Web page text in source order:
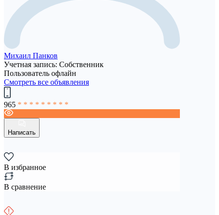
Михаил Панков
Учетная запись: Собственник
Пользователь офлайн
Смотреть все объявления
965 * * * * * * * * *
Написать
В избранное
В сравнение